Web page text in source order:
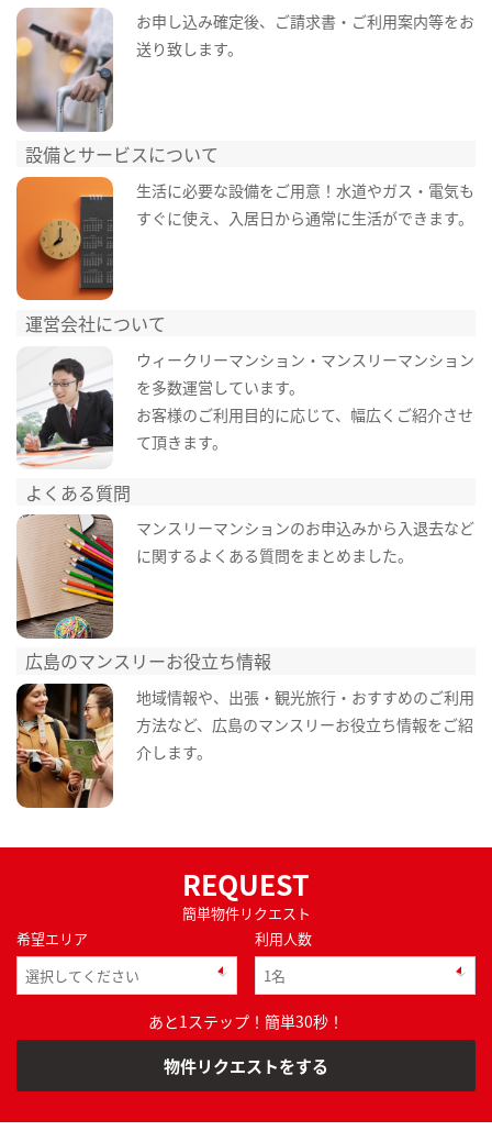
お申し込み確定後、ご請求書・ご利用案内等をお
送り致します。
設備とサービスについて
生活に必要な設備をご用意！水道やガス・電気も
すぐに使え、入居日から通常に生活ができます。
運営会社について
ウィークリーマンション・マンスリーマンション
を多数運営しています。
お客様のご利用目的に応じて、幅広くご紹介させ
て頂きます。
よくある質問
マンスリーマンションのお申込みから入退去など
に関するよくある質問をまとめました。
広島のマンスリーお役立ち情報
地域情報や、出張・観光旅行・おすすめのご利用
方法など、広島のマンスリーお役立ち情報をご紹
介します。
REQUEST
簡単物件リクエスト
希望エリア
利用人数
あと1ステップ！簡単30秒！
物件リクエストをする